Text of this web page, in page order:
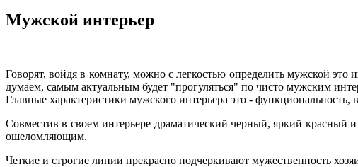
Мужской интерьер
Говорят, войдя в комнату, можно с легкостью определить мужской
думаем, самым актуальным будет "прогуляться" по чисто мужским
Главные характеристики мужского интерьера это -
Совместив в своем интерьере драматический черный, яркий красный
ошеломляющим.
Четкие и строгие линии прекрасно подчеркивают мужественность